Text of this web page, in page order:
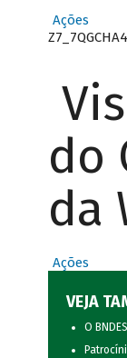
Ações
do
da
Ações
VEJA
O